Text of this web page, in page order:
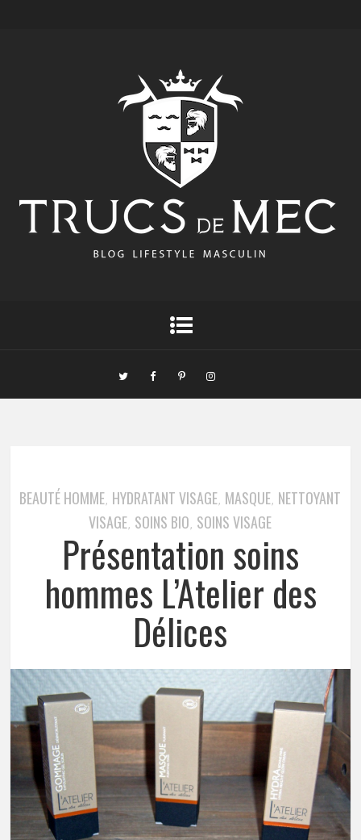
BEAUTÉ HOMME, HYDRATANT VISAGE, MASQUE, NETTOYANT
VISAGE, SOINS BIO, SOINS VISAGE
Présentation soins
hommes L’Atelier des
Délices